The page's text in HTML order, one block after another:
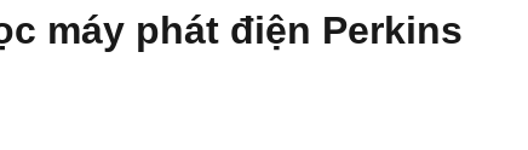
máy phát điện Perkins